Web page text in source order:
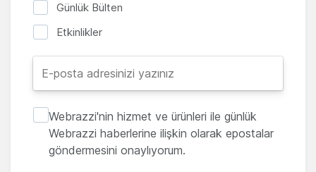
Günlük Bülten
Etkinlikler
Webrazzi'nin hizmet ve ürünleri ile günlük
Webrazzi haberlerine ilişkin olarak epostalar
göndermesini onaylıyorum.